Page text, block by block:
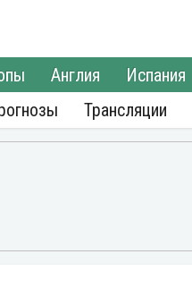
Англия Испания
Трансляции